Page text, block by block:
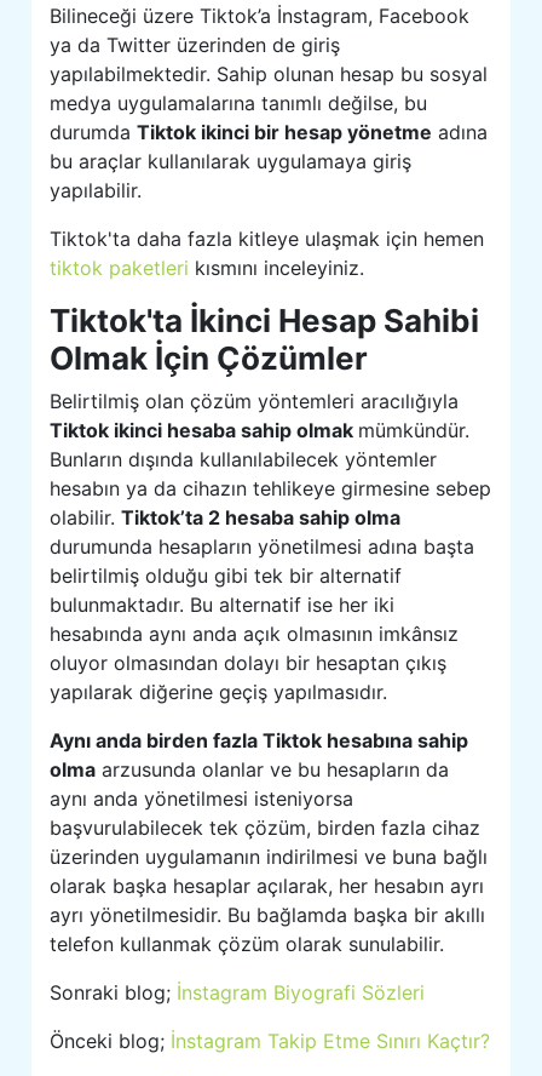
Bilineceği üzere Tiktok’a İnstagram, Facebook
ya da Twitter üzerinden de giriş
yapılabilmektedir. Sahip olunan hesap bu sosyal
medya uygulamalarına tanımlı değilse, bu
durumdaTiktok ikinci bir hesap yönetme adına
bu araçlar kullanılarak uygulamaya giriş
yapılabilir.
Tiktok'ta daha fazla kitleye ulaşmak için hemen
tiktok paketleri kısmını inceleyiniz.
Tiktok'ta İkinci Hesap Sahibi
Olmak İçin Çözümler
Belirtilmiş olan çözüm yöntemleri aracılığıyla
Tiktok ikinci hesaba sahip olmak mümkündür.
Bunların dışında kullanılabilecek yöntemler
hesabın ya da cihazın tehlikeye girmesine sebep
olabilir.Tiktok’ta 2 hesaba sahip olma
durumunda hesapların yönetilmesi adına başta
belirtilmiş olduğu gibi tek bir alternatif
bulunmaktadır. Bu alternatif ise her iki
hesabında aynı anda açık olmasının imkânsız
oluyor olmasından dolayı bir hesaptan çıkış
yapılarak diğerine geçiş yapılmasıdır.
Aynı anda birden fazla Tiktok hesabına sahip
olma arzusunda olanlar ve bu hesapların da
aynı anda yönetilmesi isteniyorsa
başvurulabilecek tek çözüm, birden fazla cihaz
üzerinden uygulamanın indirilmesi ve buna bağlı
olarak başka hesaplar açılarak, her hesabın ayrı
ayrı yönetilmesidir. Bu bağlamda başka bir akıllı
telefon kullanmak çözüm olarak sunulabilir.
Sonraki blog; İnstagram Biyografi Sözleri
Önceki blog; İnstagram Takip Etme Sınırı Kaçtır?